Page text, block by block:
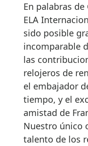
En palabras
ELA
sido posible
incomparable
las
relojeros de
el embajador
tiempo, y el
amistad de
Nuestro único
talento de los